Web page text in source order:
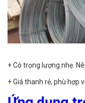
+ Có trọng lượng nhẹ.
+ Giá thanh rẻ, phù hợp